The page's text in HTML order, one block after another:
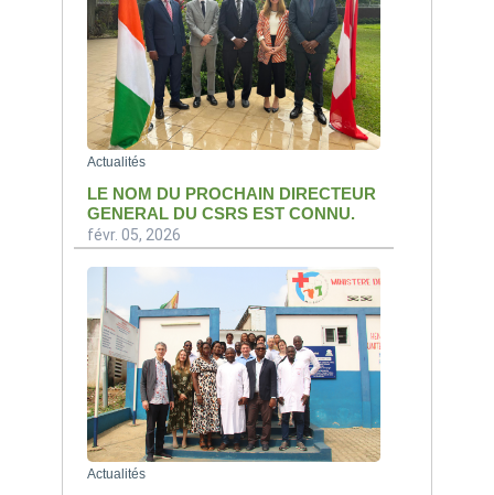
Actualités
LE NOM DU PROCHAIN DIRECTEUR
GENERAL DU CSRS EST CONNU.
févr. 05, 2026
Actualités